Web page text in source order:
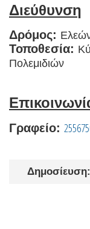
Διεύθυνση
Δρόμος:
Τοποθεσία:
Πολεμιδιών
Γραφείο:
Δημοσίευση: